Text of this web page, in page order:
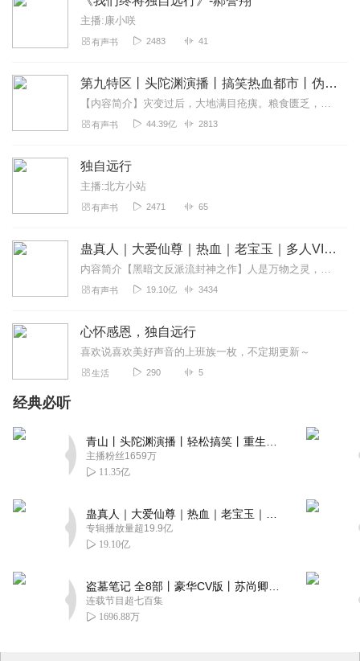
主播:康小咲
有声书 2483 41
第九特区丨头陀渊演播丨搞笑热血都市丨伪戒丨VIP免费多人有声剧
【内容简介】灾变过后，大地满目疮痍。粮食匮乏，资源紧俏，局势混乱……一位从待规划区杀出来的青年，背对着漫天黄沙，孤身来到九区谋生，却不曾想偶然结识三五好友，一念...
有声书 44.39亿 2813
独自远行
主播:北方小站
有声书 2471 65
蛊真人｜大爱仙尊｜热血｜老宝玉｜多人VIP免费有声剧
内容简介【黑暗文反派流封神之作】人是万物之灵，蛊是天地真精。一个穿越者不断重生的故事。一个养蛊、炼蛊、用蛊的奇特世界。配音组（男角色）老宝玉旁白...
有声书 19.10亿 3434
心怀感恩，独自远行
喜欢说喜欢美好声音的上班族一枚，不定期更新～
生活 290 5
经典必听
主播粉丝1659万
11.35亿
专辑播放量超19.9亿
19.10亿
连载节目超七百集
1696.88万